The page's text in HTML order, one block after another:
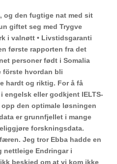
og den fugtige nat med sit
giftet seg med Trygve
i valnøtt • Livstidsgaranti
første rapporten fra det
personer født i Somalia
förste hvordan bli
og riktig. For å få
engelsk eller godkjent IELTS-
den optimale løsningen
er grunnfjellet i mange
forskningsdata.
Jeg tror Ebba hadde en
nettleige Endringar i
beskjed om at vi kom ikke